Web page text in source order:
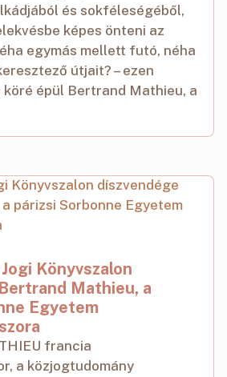
és sokféleségéből,
képes önteni az
egymás mellett futó, néha
útjait? – ezen
épül Bertrand Mathieu, a
Könyvszalon
Mathieu, a
Egyetem
francia
a közjogtudomány